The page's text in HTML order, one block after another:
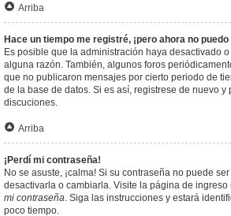
Arriba
Hace un tiempo me registré, ¡pero ahora no
Es posible que la administración haya desactivado
alguna razón. También, algunos foros
que no publicaron mensajes por cierto periodo de
de la base de datos. Si es así, registrese de nuevo y
discuciones.
Arriba
¡Perdí mi contraseña!
No se asuste, ¡calma! Si su contraseña no puede
desactivarla o cambiarla. Visite la página de ingreso
mi contraseña. Siga las instrucciones y estará
poco tiempo.